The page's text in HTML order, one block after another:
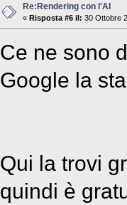
Re:Rendering con l'AI
« Risposta #6 il: 30 Ottobre
Ce ne sono
Google la
Qui la trovi
quindi è